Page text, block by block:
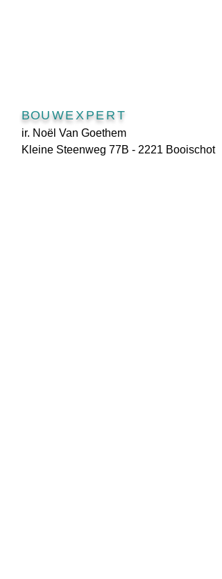
BOUWEXPERT
ir. Noël Van Goethem
Kleine Steenweg 77B - 2221 Booischot